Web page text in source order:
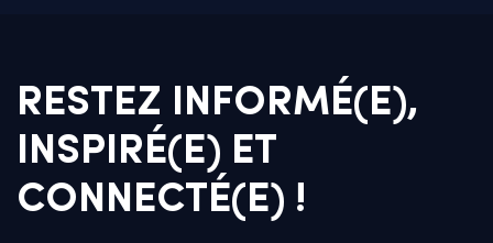
RESTEZ INFORMÉ(E),
INSPIRÉ(E) ET
CONNECTÉ(E) !